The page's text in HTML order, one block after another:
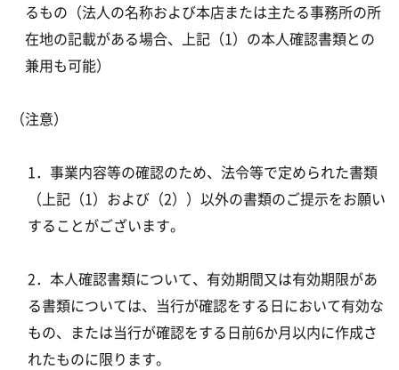
るもの（法人の名称および本店または主たる事務所の所
在地の記載がある場合、上記（1）の本人確認書類との
兼用も可能）
（注意）
1．事業内容等の確認のため、法令等で定められた書類
（上記（1）および（2））以外の書類のご提示をお願い
することがございます。
2．本人確認書類について、有効期間又は有効期限があ
る書類については、当行が確認をする日において有効な
もの、または当行が確認をする日前6か月以内に作成さ
れたものに限ります。